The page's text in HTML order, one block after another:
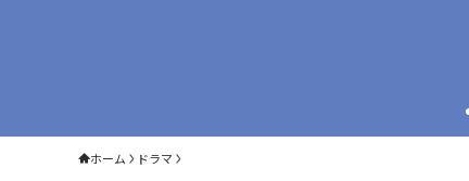
ホーム ドラマ